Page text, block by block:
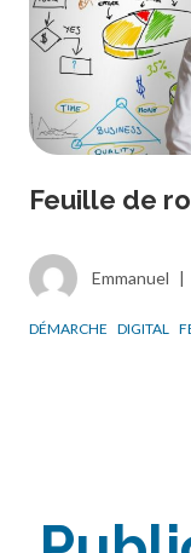
Feuille de
Emmanuel |
DÉMARCHE DIGITAL